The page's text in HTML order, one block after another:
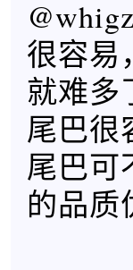
很容易
就难多
尾巴很
尾巴可
的品质